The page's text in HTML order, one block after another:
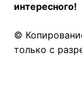
интересного!
©
только с